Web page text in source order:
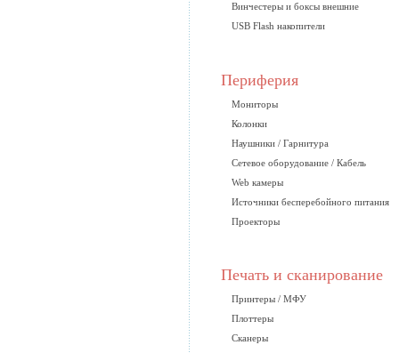
Винчестеры и боксы внешние
USB Flash накопители
Периферия
Мониторы
Колонки
Наушники / Гарнитура
Сетевое оборудование / Кабель
Web камеры
Источники бесперебойного питания
Проекторы
Печать и сканирование
Принтеры / МФУ
Плоттеры
Сканеры